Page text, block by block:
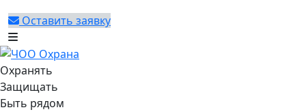
Оставить заявку
Охранять
Защищать
Быть рядом